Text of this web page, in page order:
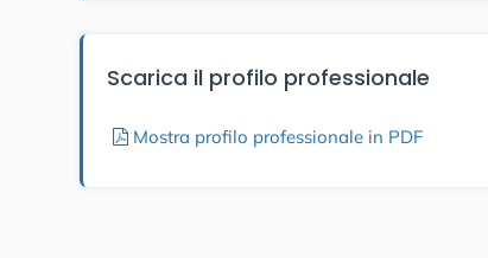
Scarica il profilo professionale
Mostra profilo professionale in PDF